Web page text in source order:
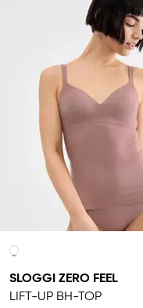
SLOGGI ZERO FEEL
LIFT-UP BH-TOP